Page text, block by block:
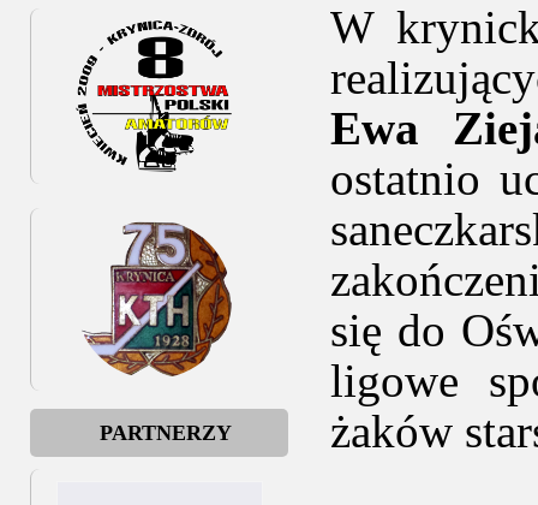
PARTNERZY
W
Ewa
ostatnio
się do
ligowe
żaków